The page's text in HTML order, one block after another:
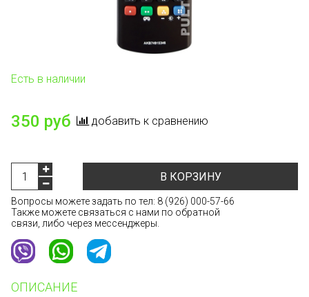
Есть в наличии
350 руб добавить к сравнению
В КОРЗИНУ
Вопросы можете задать по тел: 8 (926) 000-57-66
Также можете связаться с нами по обратной
связи, либо через мессенджеры.
ОПИСАНИЕ